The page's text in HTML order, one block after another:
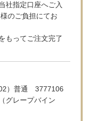
社指定口座へご入
のご負担にてお
もってご注文完了
）普通 3777106
グレープバイン